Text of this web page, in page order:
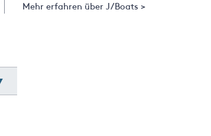
Mehr erfahren über J/Boats >